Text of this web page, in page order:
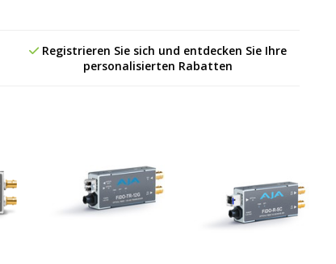
Registrieren Sie sich und entdecken Sie Ihre
personalisierten Rabatten